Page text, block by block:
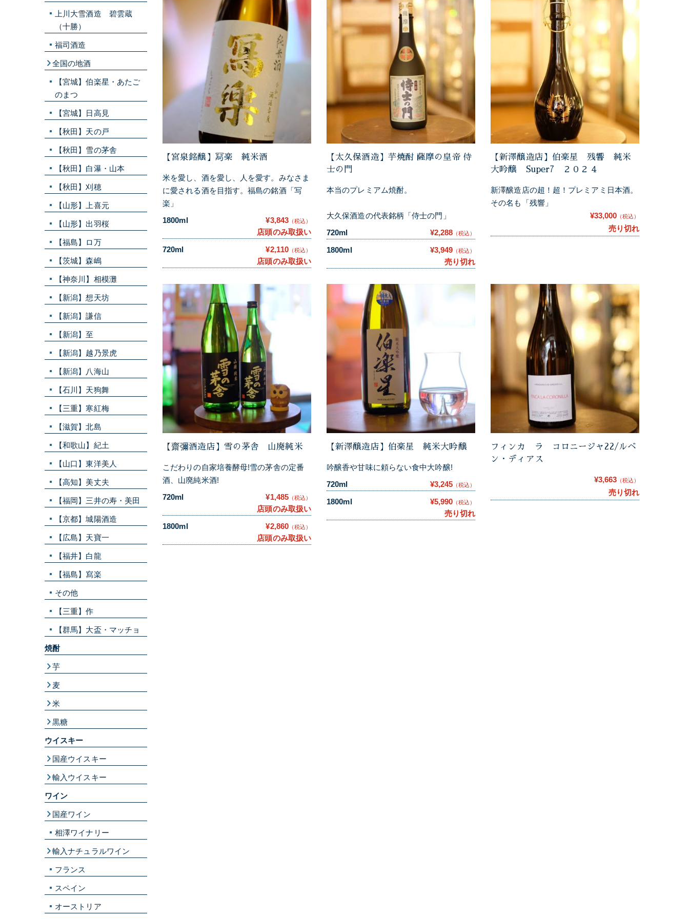
【宮泉銘醸】冩楽 純米酒
米を愛し、酒を愛し、人を愛す。みなさま
に愛される酒を目指す。福島の銘酒「写
楽」
1800ml
¥3,843 （税込）
店頭のみ取扱い
720ml
¥2,110 （税込）
店頭のみ取扱い
【太久保酒造】芋焼酎 薩摩の皇帝 侍
士の門
本当のプレミアム焼酎。
大久保酒造の代表銘柄「侍士の門」
720ml
¥2,288 （税込）
1800ml ¥3,949 （税込）
売り切れ
【新澤醸造店】伯楽星 残響 純米
大吟醸 Super7 ２０２４
新澤醸造店の超！超！プレミアミ日本酒。
その名も「残響」
¥33,000 （税込）
売り切れ
【齋彌酒造店】雪の茅舎 山廃純米
こだわりの自家培養酵母!雪の茅舎の定番
酒、山廃純米酒!
720ml
¥1,485 （税込）
店頭のみ取扱い
1800ml
¥2,860 （税込）
店頭のみ取扱い
【新澤醸造店】伯楽星 純米大吟醸
吟醸香や甘味に頼らない食中大吟醸!
720ml
¥3,245 （税込）
1800ml ¥5,990 （税込）
売り切れ
フィンカ ラ コロニージャ22/ルベ
ン・ディアス
¥3,663 （税込）
売り切れ
上川大雪酒造 碧雲蔵
（十勝）
福司酒造
全国の地酒
【宮城】伯楽星・あたご
のまつ
【宮城】日高見
【秋田】天の戸
【秋田】雪の茅舎
【秋田】白瀑・山本
【秋田】刈穂
【山形】上喜元
【山形】出羽桜
【福島】ロ万
【茨城】森嶋
【神奈川】相模灘
【新潟】想天坊
【新潟】謙信
【新潟】至
【新潟】越乃景虎
【新潟】八海山
【石川】天狗舞
【三重】寒紅梅
【滋賀】北島
【和歌山】紀土
【山口】東洋美人
【高知】美丈夫
【福岡】三井の寿・美田
【京都】城陽酒造
【広島】天寶一
【福井】白龍
【福島】寫楽
その他
【三重】作
【群馬】大盃・マッチョ
焼酎
芋
麦
米
黒糖
ウイスキー
国産ウイスキー
輸入ウイスキー
ワイン
国産ワイン
相澤ワイナリー
輸入ナチュラルワイン
フランス
スペイン
オーストリア